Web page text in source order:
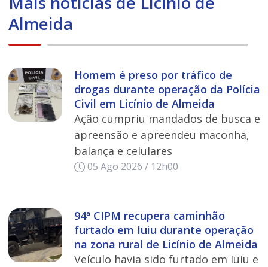
Almeida
Homem é preso por tráfico de
drogas durante operação da Polícia
Civil em Licínio de Almeida
Ação cumpriu mandados de busca e
apreensão e apreendeu maconha,
balança e celulares
05 Ago 2026 / 12h00
94ª CIPM recupera caminhão
furtado em Iuiu durante operação
na zona rural de Licínio de Almeida
Veículo havia sido furtado em Iuiu e